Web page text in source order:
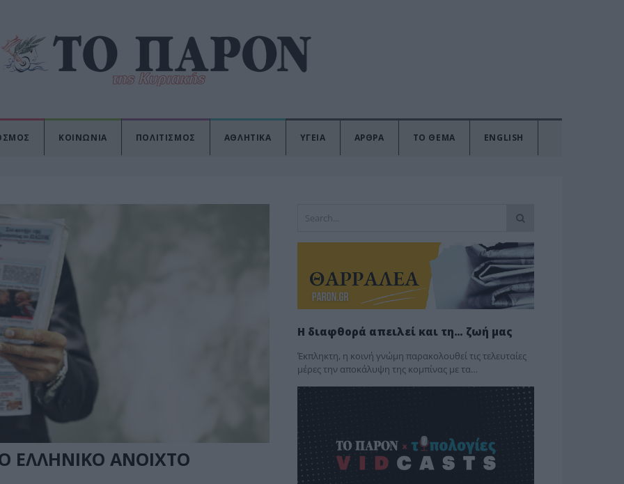
ΚΟΙΝΩΝΙΑ ΠΟΛΙΤΙΣΜΟΣ ΑΘΛΗΤΙΚΑ ΥΓΕΙΑ ΑΡΘΡΑ ΤΟ ΘΕΜΑ ENGLISH
ΕΛΛΗΝΙΚΟ ΑΝΟΙΧΤΟ
Η διαφθορά απειλεί και τη… ζωή μας
Έκπληκτη, η κοινή γνώμη παρακολουθεί τις τελευταίες
μέρες την αποκάλυψη της κο­μπίνας με τα…